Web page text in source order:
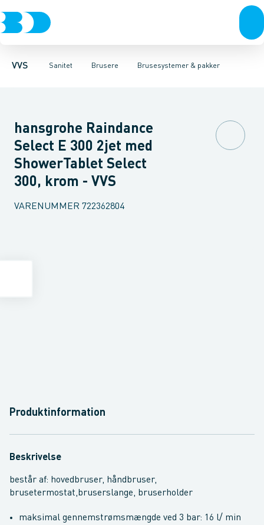
VVS Sanitet
Rør & fittingsPressfittings & rørKuglehaner & ventiler
Brusere
Toiletter, sæder og cisterner VaskeArmaturer Brusere
Brusesystemer & pakker
HåndbrusereBruseslanger BrusesætBrusestænger
hansgrohe Raindance
Select E 300 2jet med
ShowerTablet Select
300, krom - VVS
VARENUMMER 722362804
Produktinformation
Beskrivelse
består af: hovedbruser, håndbruser,
brusetermostat,bruserslange, bruserholder
maksimal gennemstrømsmængde ved 3 bar: 16 l/ min